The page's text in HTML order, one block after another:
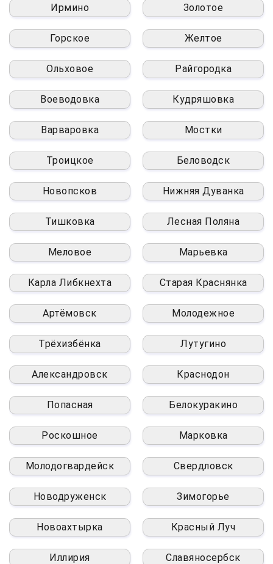
Ирмино Золотое
Горское Желтое
Ольховое Райгородка
Воеводовка Кудряшовка
Варваровка Мостки
Троицкое Беловодск
Новопсков Нижняя Дуванка
Тишковка Лесная Поляна
Меловое Марьевка
Карла Либкнехта Старая Краснянка
Артёмовск Молодежное
Трёхизбёнка Лутугино
Александровск Краснодон
Попасная Белокуракино
Роскошное Марковка
Молодогвардейск Свердловск
Новодруженск Зимогорье
Новоахтырка Красный Луч
Иллирия Славяносербск